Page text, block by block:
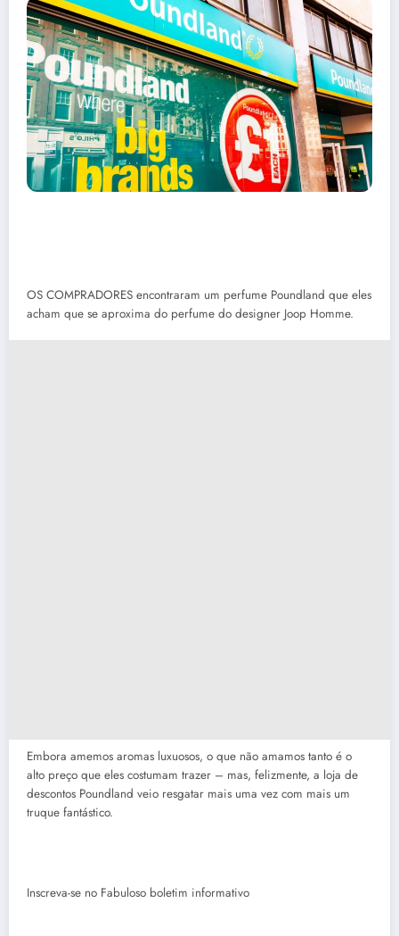
OS COMPRADORES encontraram um perfume Poundland que eles
acham que se aproxima do perfume do designer Joop Homme.
Embora amemos aromas luxuosos, o que não amamos tanto é o
alto preço que eles costumam trazer – mas, felizmente, a loja de
descontos Poundland veio resgatar mais uma vez com mais um
truque fantástico.
Inscreva-se no Fabuloso boletim informativo